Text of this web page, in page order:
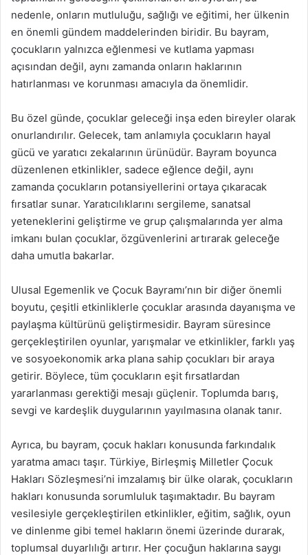
nedenle, onların mutluluğu, sağlığı ve eğitimi, her ülkenin
en önemli gündem maddelerinden biridir. Bu bayram,
çocukların yalnızca eğlenmesi ve kutlama yapması
açısından değil, aynı zamanda onların haklarının
hatırlanması ve korunması amacıyla da önemlidir.
Bu özel günde, çocuklar geleceği inşa eden bireyler olarak
onurlandırılır. Gelecek, tam anlamıyla çocukların hayal
gücü ve yaratıcı zekalarının ürünüdür. Bayram boyunca
düzenlenen etkinlikler, sadece eğlence değil, aynı
zamanda çocukların potansiyellerini ortaya çıkaracak
fırsatlar sunar. Yaratıcılıklarını sergileme, sanatsal
yeteneklerini geliştirme ve grup çalışmalarında yer alma
imkanı bulan çocuklar, özgüvenlerini artırarak geleceğe
daha umutla bakarlar.
Ulusal Egemenlik ve Çocuk Bayramı’nın bir diğer önemli
boyutu, çeşitli etkinliklerle çocuklar arasında dayanışma ve
paylaşma kültürünü geliştirmesidir. Bayram süresince
gerçekleştirilen oyunlar, yarışmalar ve etkinlikler, farklı yaş
ve sosyoekonomik arka plana sahip çocukları bir araya
getirir. Böylece, tüm çocukların eşit fırsatlardan
yararlanması gerektiği mesajı güçlenir. Toplumda barış,
sevgi ve kardeşlik duygularının yayılmasına olanak tanır.
Ayrıca, bu bayram, çocuk hakları konusunda farkındalık
yaratma amacı taşır. Türkiye, Birleşmiş Milletler Çocuk
Hakları Sözleşmesi’ni imzalamış bir ülke olarak, çocukların
hakları konusunda sorumluluk taşımaktadır. Bu bayram
vesilesiyle gerçekleştirilen etkinlikler, eğitim, sağlık, oyun
ve dinlenme gibi temel hakların önemi üzerinde durarak,
toplumsal duyarlılığı artırır. Her çocuğun haklarına saygı